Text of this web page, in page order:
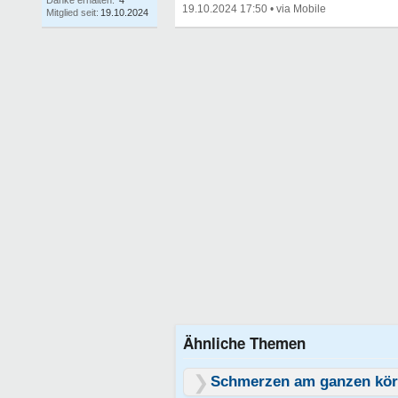
Mitglied seit: 19.10.2024 19.10.2024 17:50 •
Ähnliche Themen
Schmerzen am ganzen